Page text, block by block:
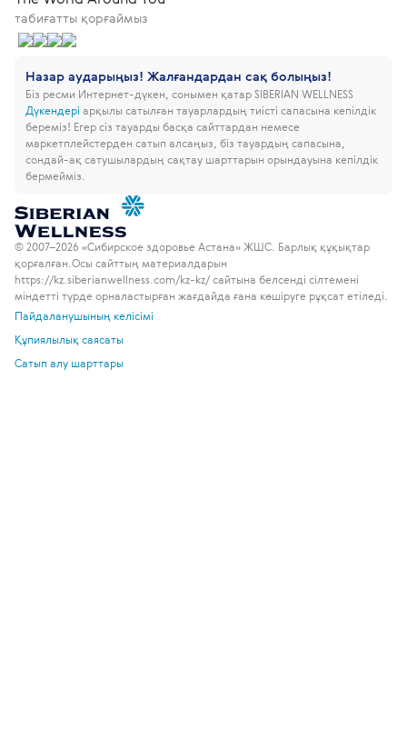
табиғатты қорғаймыз
Назар аударыңыз! Жалғандардан сақ болыңыз!
Біз ресми Интернет-дүкен, сонымен қатар SIBERIAN WELLNESS
Дүкендері арқылы сатылған тауарлардың тиісті сапасына кепілдік
береміз! Егер сіз тауарды басқа сайттардан немесе
маркетплейстерден сатып алсаңыз, біз тауардың сапасына,
сондай-ақ сатушылардың сақтау шарттарын орындауына кепілдік
бермейміз.
© 2007–2026 «Сибирское здоровье Астана» ЖШС. Барлық құқықтар
қорғалған. Осы сайттың материалдарын
https://kz.siberianwellness.com/kz-kz/ сайтына белсенді сілтемені
міндетті түрде орналастырған жағдайда ғана көшіруге рұқсат етіледі.
Пайдаланушының келісімі
Құпиялылық саясаты
Сатып алу шарттары